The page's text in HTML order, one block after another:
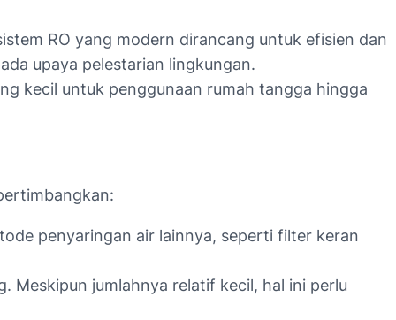
RO yang modern dirancang untuk efisien dan
upaya pelestarian lingkungan.
kecil untuk penggunaan rumah tangga hingga
penyaringan air lainnya, seperti filter keran
Meskipun jumlahnya relatif kecil, hal ini perlu